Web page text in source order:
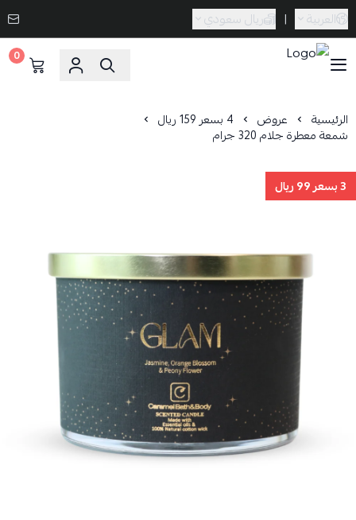
العربية | ريال سعودي
0
الرئيسية عروض 4 بسعر 159 ريال
شمعة معطرة جلام 320 جرام
3 بسعر 99 ريال